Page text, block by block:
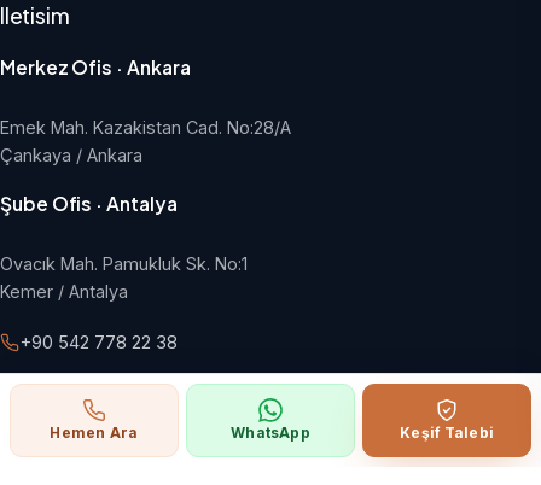
Iletisim
Merkez Ofis · Ankara
Emek Mah. Kazakistan Cad. No:28/A
Çankaya / Ankara
Şube Ofis · Antalya
Ovacık Mah. Pamukluk Sk. No:1
Kemer / Antalya
+90 542 778 22 38
info@hangargroup.com.tr
Pazartesi - Cuma, 09:00 - 18:00
Hemen Ara WhatsApp Keşif Talebi